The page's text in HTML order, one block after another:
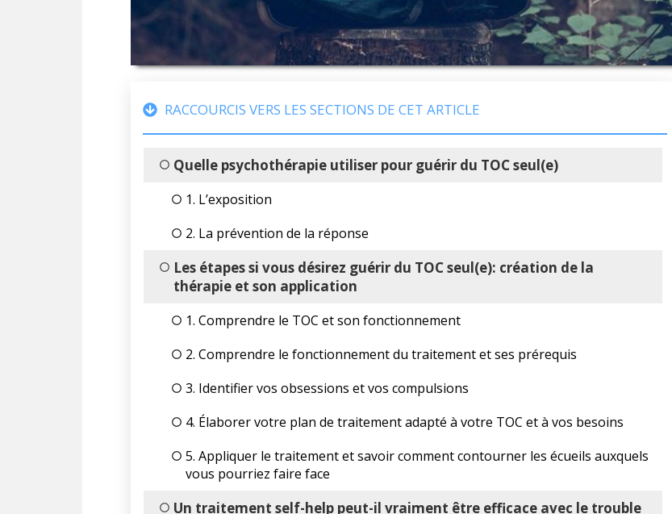
RACCOURCIS VERS LES SECTIONS DE CET ARTICLE
Quelle psychothérapie utiliser pour guérir du TOC seul(e)
1. L’exposition
2. La prévention de la réponse
Les étapes si vous désirez guérir du TOC seul(e): création de la
thérapie et son application
1. Comprendre le TOC et son fonctionnement
2. Comprendre le fonctionnement du traitement et ses prérequis
3. Identifier vos obsessions et vos compulsions
4. Élaborer votre plan de traitement adapté à votre TOC et à vos besoins
5. Appliquer le traitement et savoir comment contourner les écueils auxquels
vous pourriez faire face
Un traitement self-help peut-il vraiment être efficace avec le trouble